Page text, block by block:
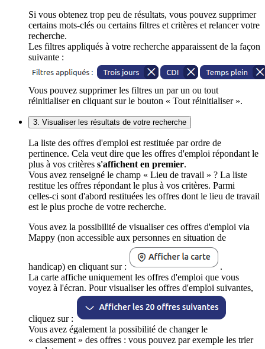
Si vous obtenez trop peu de résultats, vous pouvez supprimer
certains mots-clés ou certains filtres et critères et relancer votre
recherche.
Les filtres appliqués à votre recherche apparaissent de la façon
suivante :
Vous pouvez supprimer les filtres un par un ou tout
réinitialiser en cliquant sur le bouton « Tout réinitialiser ».
3. Visualiser les résultats de votre recherche
La liste des offres d'emploi est restituée par ordre de
pertinence. Cela veut dire que les offres d'emploi répondant le
plus à vos critères s'affichent en premier.
Vous avez renseigné le champ « Lieu de travail » ? La liste
restitue les offres répondant le plus à vos critères. Parmi
celles-ci sont d'abord restituées les offres dont le lieu de travail
est le plus proche de votre recherche.
Vous avez la possibilité de visualiser ces offres d'emploi via
Mappy (non accessible aux personnes en situation de
handicap) en cliquant sur :
.
La carte affiche uniquement les offres d'emploi que vous
voyez à l'écran. Pour visualiser les offres d'emploi suivantes,
cliquez sur :
Vous avez également la possibilité de changer le
« classement » des offres : vous pouvez par exemple les trier